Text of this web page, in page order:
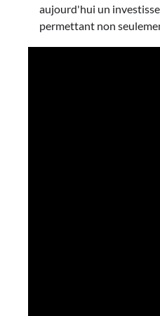
aujourd'hui un
permettant non